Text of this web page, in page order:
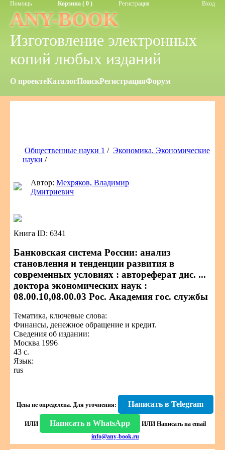
Помощь Корзина ( 0 ) Регистрация Вход
ANY-BOOK
Изготовление электронных
копий любых изданий
О проектеКаталогПоискРегистрацияФорум
Общественные науки 1 / Экономика. Экономические
науки /
Автор:Мехряков, Владимир
Дмитриевич
Книга ID: 6341
Банковская система России: анализ
становления и тенденции развития в
современных условиях : автореферат дис. ...
доктора экономических наук :
08.00.10,08.00.03 Рос. Академия гос. службы
Тематика, ключевые слова:
Финансы, денежное обращение и кредит.
Сведения об издании:
Москва 1996
43 с.
Язык:
rus
Цена не определена. Для уточнения: Написать в Telegram
ИЛИ Написать в WhatsApp ИЛИ Написать на email
info@any-book.ru